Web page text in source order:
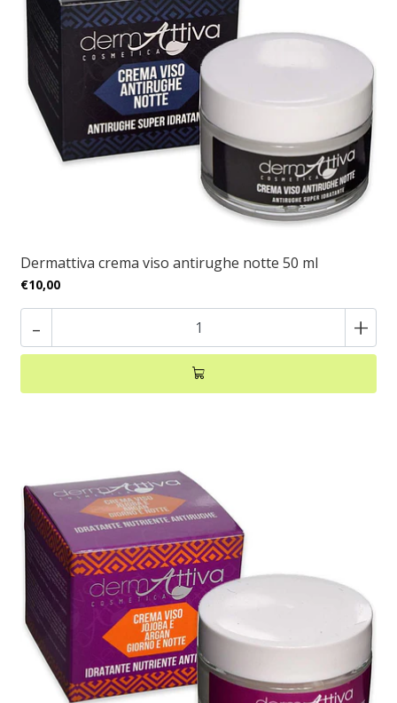
Dermattiva crema viso antirughe notte 50 ml
€10,00
- +